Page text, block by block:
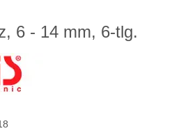
6 - 14 mm, 6-tlg.